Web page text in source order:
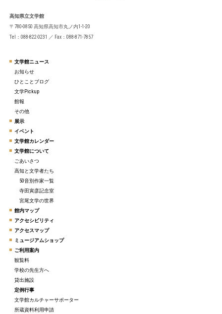
高知県立文学館
〒780-0850 高知県高知市丸ノ内1-1-20
Tel：088-822-0231 ／ Fax：088-871-7857
文学館ニュース
お知らせ
ひとことブログ
文学Pickup
館報
その他
展示
イベント
文学館カレンダー
文学館について
ごあいさつ
高知と文学者たち
50音別作家一覧
寺田寅彦記念室
宮尾文学の世界
館内マップ
アクセシビリティ
アクセスマップ
ミュージアムショップ
ご利用案内
観覧料
学校の先生方へ
貸出施設
定例行事
文学館カルチャーサポーター
所蔵資料利用申請